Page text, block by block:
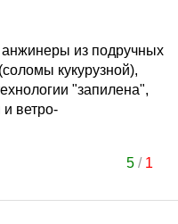
из подручных
кукурузной),
"запилена",
ветро-
5/ 1